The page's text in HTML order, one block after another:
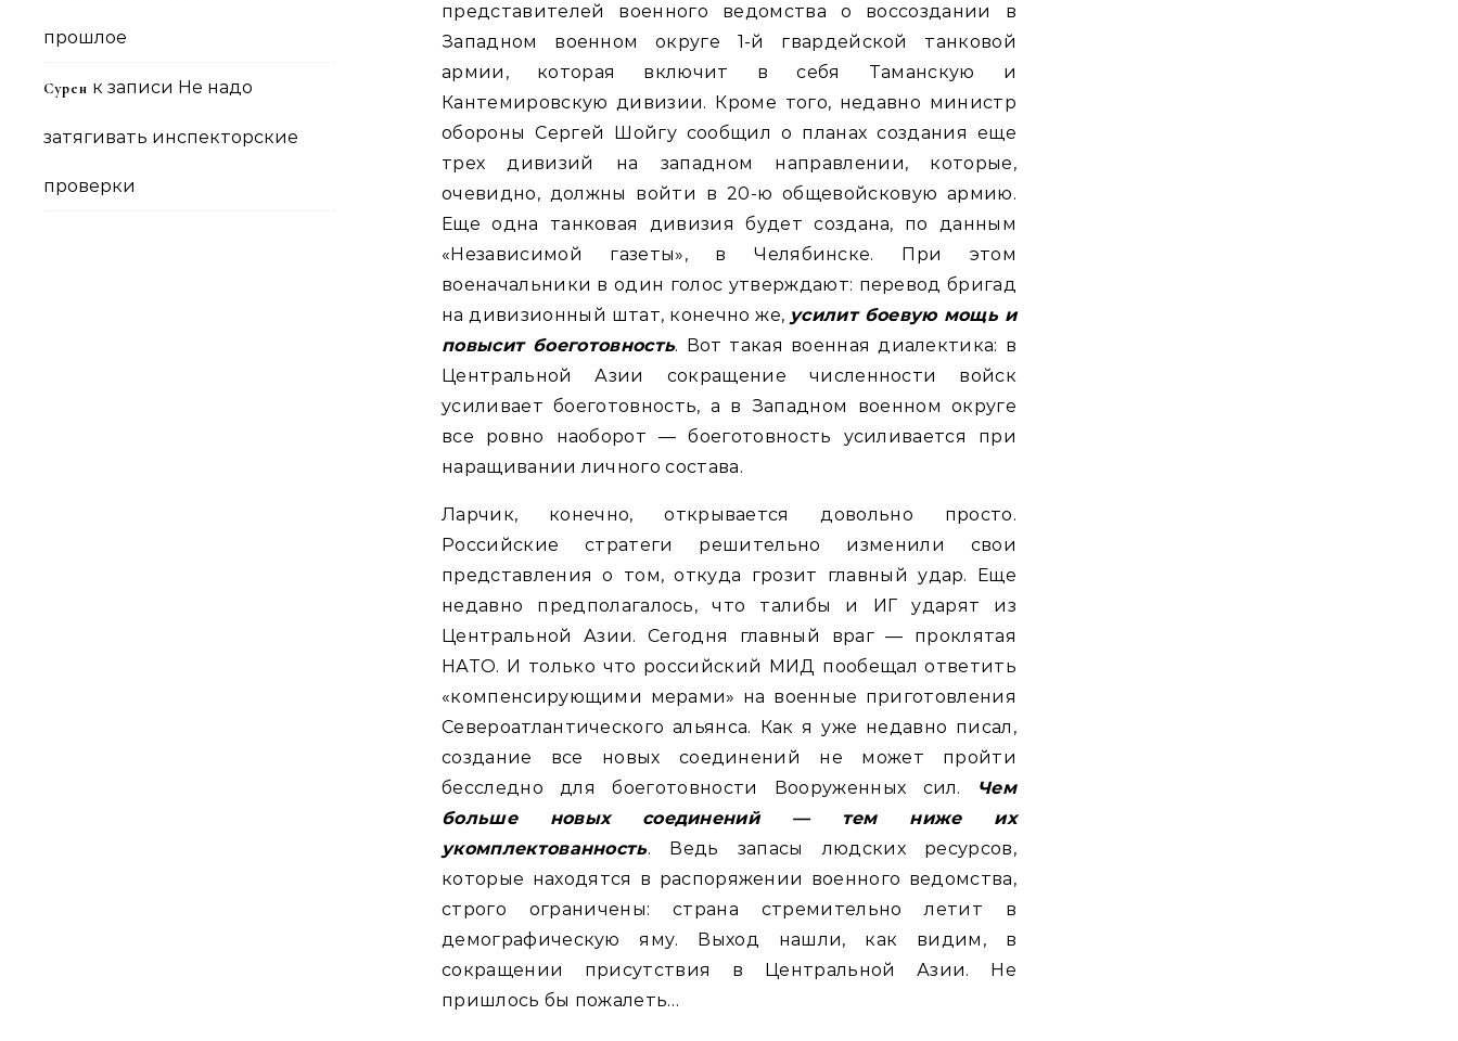
прошлое
Сурен к записи Не надо
затягивать инспекторские
проверки
представителей военного ведомства о воссоздании в
Западном военном округе 1-й гвардейской танковой
армии, которая включит в себя Таманскую и
Кантемировскую дивизии. Кроме того, недавно министр
обороны Сергей Шойгу сообщил о планах создания еще
трех дивизий на западном направлении, которые,
очевидно, должны войти в 20-ю общевойсковую армию.
Еще одна танковая дивизия будет создана, по данным
«Независимой газеты», в Челябинске. При этом
военачальники в один голос утверждают: перевод бригад
на дивизионный штат, конечно же, усилит боевую мощь и
повысит боеготовность. Вот такая военная диалектика: в
Центральной Азии сокращение численности войск
усиливает боеготовность, а в Западном военном округе
все ровно наоборот — боеготовность усиливается при
наращивании личного состава.
Ларчик, конечно, открывается довольно просто.
Российские стратеги решительно изменили свои
представления о том, откуда грозит главный удар. Еще
недавно предполагалось, что талибы и ИГ ударят из
Центральной Азии. Сегодня главный враг — проклятая
НАТО. И только что российский МИД пообещал ответить
«компенсирующими мерами» на военные приготовления
Североатлантического альянса. Как я уже недавно писал,
создание все новых соединений не может пройти
бесследно для боеготовности Вооруженных сил.
Чем
больше новых соединений — тем ниже их
укомплектованность. Ведь запасы людских ресурсов,
которые находятся в распоряжении военного ведомства,
строго ограничены: страна стремительно летит в
демографическую яму. Выход нашли, как видим, в
сокращении присутствия в Центральной Азии. Не
пришлось бы пожалеть…